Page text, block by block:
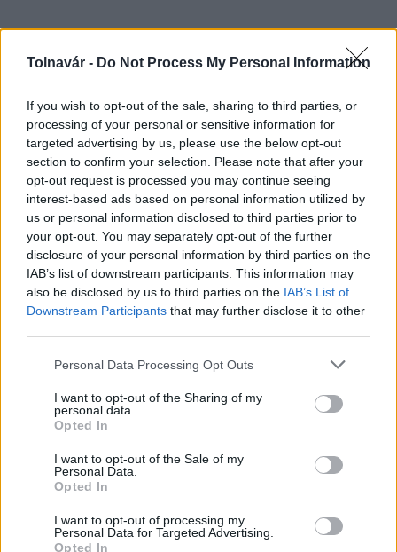
Tolnavár - Do Not Process My Personal Information
If you wish to opt-out of the sale, sharing to third parties, or
processing of your personal or sensitive information for
targeted advertising by us, please use the below opt-out
section to confirm your selection. Please note that after your
opt-out request is processed you may continue seeing
interest-based ads based on personal information utilized by
us or personal information disclosed to third parties prior to
your opt-out. You may separately opt-out of the further
disclosure of your personal information by third parties on the
IAB’s list of downstream participants. This information may
also be disclosed by us to third parties on the IAB’s List of
Downstream Participants that may further disclose it to other
Please note that this website/app uses one or more Google
not limited to your visit or usage behaviour. You may click to
grant or deny consent to Google and its third-party tags to
use your data for below specified purposes in below Google
consent section.
Personal Data Processing Opt Outs
I want to opt-out of the Sharing of my
personal data.
Opted In
I want to opt-out of the Sale of my
Personal Data.
Opted In
I want to opt-out of processing my
Personal Data for Targeted Advertising.
Opted In
MAGYAR ÉPÍTŐK
Mi épül?
Hódmezővásárhely iskolaépítés FERROÉP Zrt. oktatási beruházás
Másfélszeresére bővítik Hódmezővásárhely jó hírű
református iskoláját
A Szőnyi Benjámin Általános Iskola fejlesztését a FERROÉP
Látványos építési szakasz indult be a